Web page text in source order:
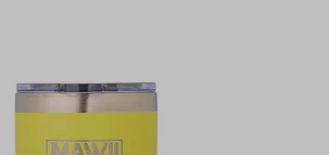
auslaufsicher! Verwende den
kohlensäurehaltigen Getränken oder
von Lebensmitteln oder